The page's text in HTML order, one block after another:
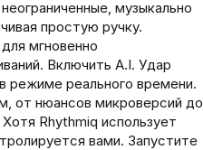
музыкально
простую ручку.
мгновенно
Включить A.I. Удар
режиме реального времени.
от нюансов микроверсий до
Rhythmiq использует
вами. Запустите